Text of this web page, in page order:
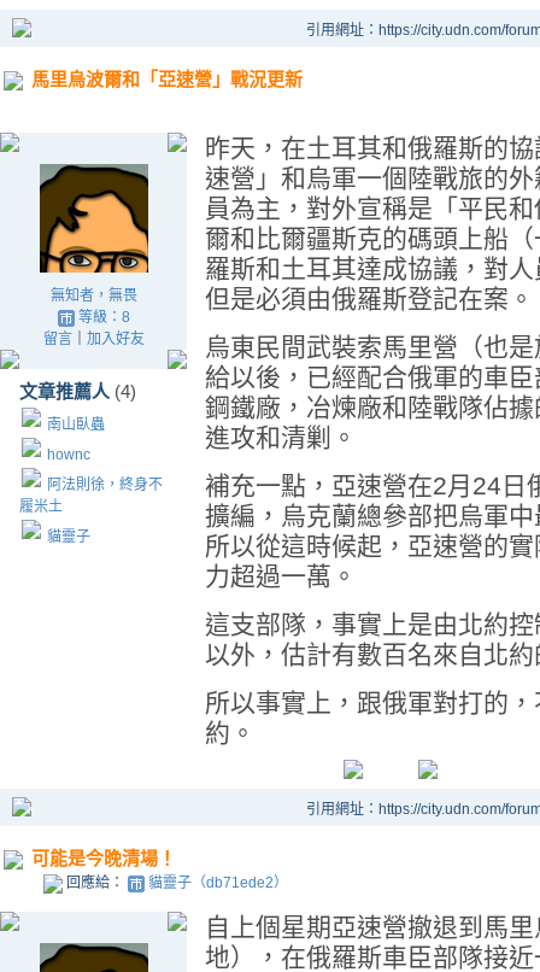
引用網址：https://city.udn.com/
馬里烏波爾和「亞速營」戰況更新
無知者，無畏
等級：8
留言｜ 加入好友
文章推薦人 (4)
南山臥蟲
hownc
阿法則徐，終身不
履米土
貓靈子
昨天，在土耳其和俄羅斯的
速營」和烏軍一個陸戰旅的
員為主，對外宣稱是「平民
爾和比爾疆斯克的碼頭上船
羅斯和土耳其達成協議，對
但是必須由俄羅斯登記在案。
烏東民間武裝索馬里營（也
給以後，已經配合俄軍的車
鋼鐵廠，冶煉廠和陸戰隊佔
進攻和清剿。
補充一點，亞速營在2月24日
擴編，烏克蘭總參部把烏軍
所以從這時候起，亞速營的
力超過一萬。
這支部隊，事實上是由北約
以外，估計有數百名來自北
所以事實上，跟俄軍對打的
約。
引用網址：https://city.udn.com/
可能是今晚清場！
回應給： 貓靈子（db71ede2）
自上個星期亞速營撤退到馬
地），在俄羅斯車臣部隊接